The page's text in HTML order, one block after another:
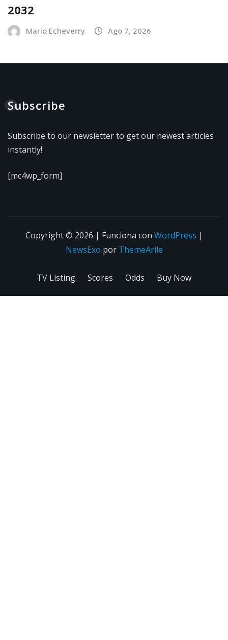
2032
Mario Echeverry Ago 7, 2026
Subscribe
Subscribe to our newsletter to get our newest articles
instantly!
[mc4wp_form]
Copyright © 2026 | Funciona con WordPress |
NewsExo por ThemeArile
TV Listing Scores Odds Buy Now